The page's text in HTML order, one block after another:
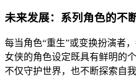
未来发展：系列角色的不
每当角色“重生”或变换扮演者
女侠的角色设定既具有鲜明的
不仅守护世界，也不断探索自